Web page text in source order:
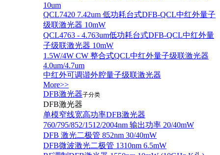
10um
QCL7420 7.42um 低功耗台式DFB-QCL中红外量子
级联激光器 10mW
QCL4763 - 4.763um低功耗台式DFB-QCL中红外量
子级联激光器 10mW
1.5W/4W CW 整合式QCL中红外量子级联激光器
4.0um/4.7um
中红外可调谐外腔量子级联激光器
More>>
DFB激光器子分类
DFB激光器
单模窄线宽高功率DFB激光器
760/795/852/1512/2004nm 输出功率 20/40mW
DFB 激光二极管 852nm 30/40mW
DFB微波激光二极管 1310nm 6.5mW